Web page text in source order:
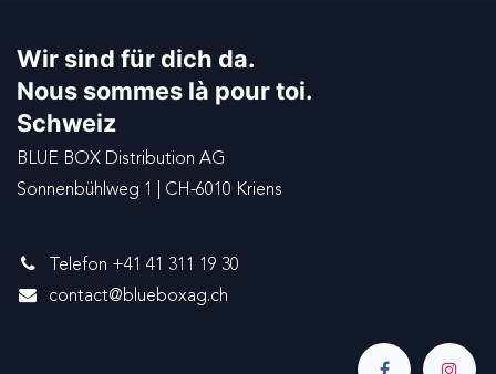
Wir sind für dich da.
Nous sommes là pour toi.
Schweiz
BLUE BOX Distribution AG
Sonnenbühlweg 1 | CH-6010 Kriens
Telefon +41 41 311 19 30
contact@blueboxag.ch